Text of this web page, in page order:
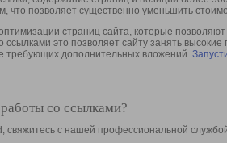
что позволяет существенно уменьшить
страниц сайта, которые
ссылками это позволяет сайту занять
требующих дополнительных вложений.
со ссылками?
свяжитесь с нашей профессиональной